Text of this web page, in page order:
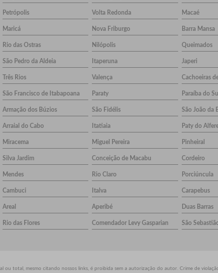
Petrópolis Volta Redonda Macaé
Maricá Nova Friburgo Barra Mansa
Rio das Ostras Nilópolis Queimados
São Pedro da Aldeia Itaperuna Japeri
Três Rios Valença Cachoeiras
São Francisco de Itabapoana Paraty Paraíba do Sul
Armação dos Búzios São Fidélis São João da
Arraial do Cabo Itatiaia Paty do
Miracema Miguel Pereira Pinheiral
Silva Jardim Conceição de Macabu Cordeiro
Mendes Rio Claro Porciúncula
Cambuci Italva Carapebus
Areal Aperibé Duas Barras
Rio das Flores Comendador Levy Gasparian São
total, mesmo citando nossos links, é proibida sem a autorização do autor. Crime de